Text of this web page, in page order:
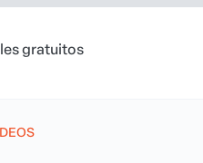
gratuitos